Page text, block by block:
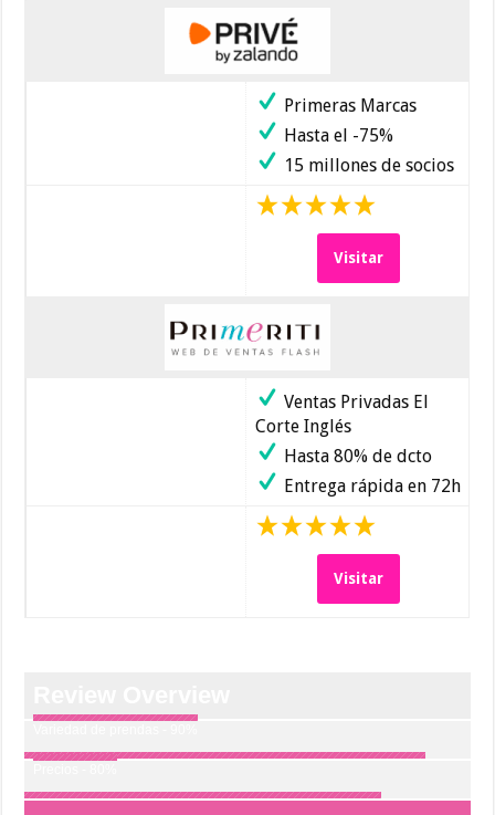
Primeras Marcas
Hasta el -75%
15 millones de socios
Visitar
Ventas Privadas El
Corte Inglés
Hasta 80% de dcto
Entrega rápida en 72h
Visitar